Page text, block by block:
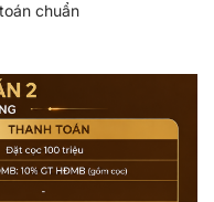
chuẩn